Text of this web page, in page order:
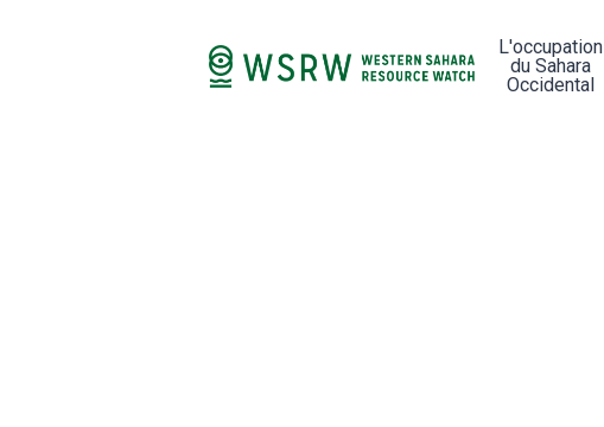
L'occupation
du Sahara
Occidental